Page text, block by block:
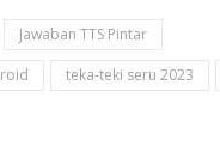
Jawaban TTS Pintar
teka-teki seru 2023